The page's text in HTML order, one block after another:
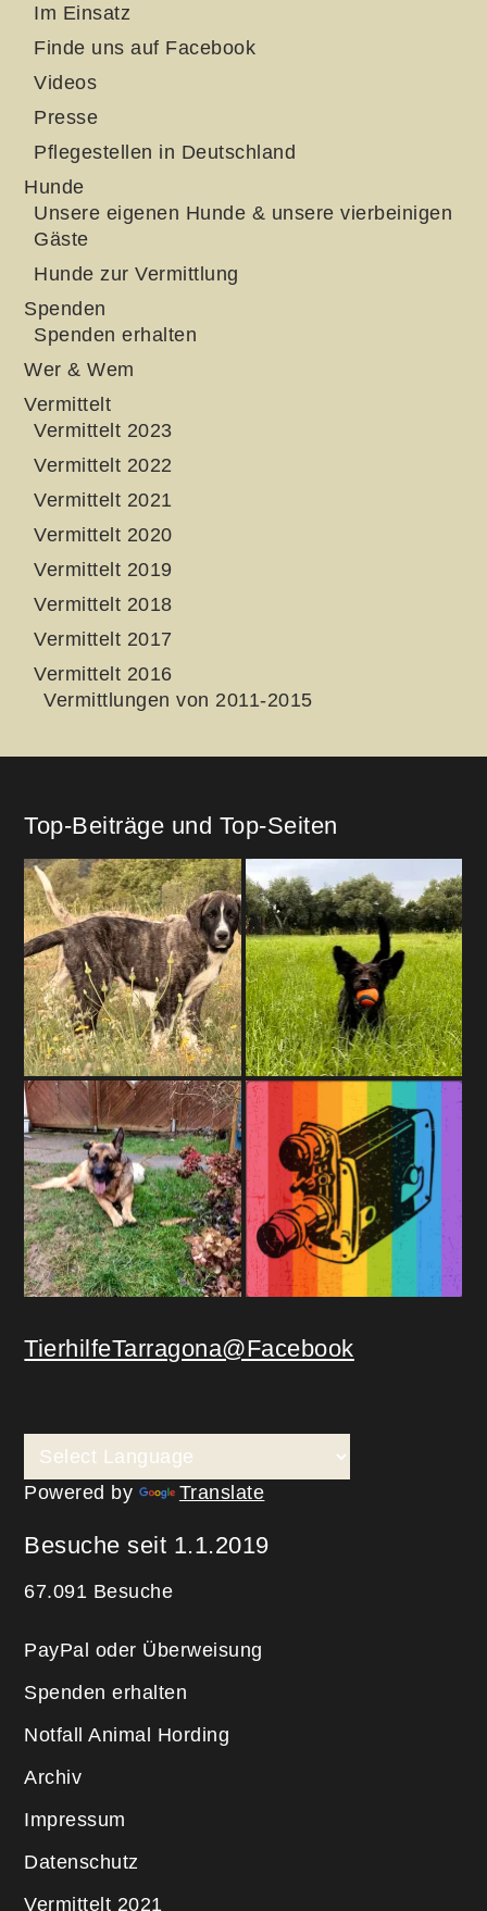
Im Einsatz
Finde uns auf Facebook
Videos
Presse
Pflegestellen in Deutschland
Hunde
Unsere eigenen Hunde & unsere vierbeinigen
Gäste
Hunde zur Vermittlung
Spenden
Spenden erhalten
Wer & Wem
Vermittelt
Vermittelt 2023
Vermittelt 2022
Vermittelt 2021
Vermittelt 2020
Vermittelt 2019
Vermittelt 2018
Vermittelt 2017
Vermittelt 2016
Vermittlungen von 2011-2015
Top-Beiträge und Top-Seiten
TierhilfeTarragona@Facebook
Powered by Translate
Besuche seit 1.1.2019
67.091 Besuche
PayPal oder Überweisung
Spenden erhalten
Notfall Animal Hording
Archiv
Impressum
Datenschutz
Vermittelt 2021